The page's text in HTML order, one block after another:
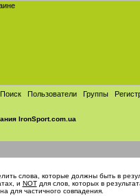
Поиск Пользователи Группы
IronSport.com.ua
слова, которые должны быть в
и NOTдля слов, которых в
для частичного совпадения.